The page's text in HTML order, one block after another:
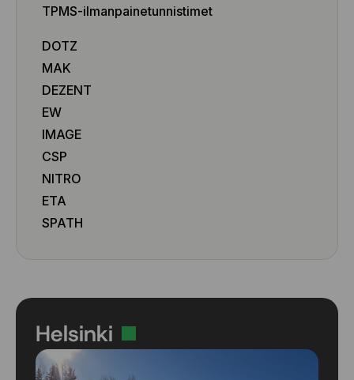
TPMS-ilmanpainetunnistimet
DOTZ
MAK
DEZENT
EW
IMAGE
CSP
NITRO
ETA
SPATH
Helsinki